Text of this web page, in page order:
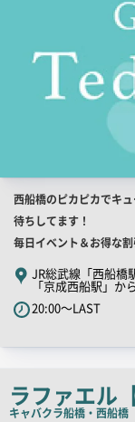
店
舗
PR
キ
ャ
ッ
コ
ー
西船橋のピカピカでキ
待ちしてます！
毎日イベント＆お得な割
JR総武線「西船橋
「京成西船駅」か
20:00～LAST
ラファエル
キャバクラ船橋・西船橋